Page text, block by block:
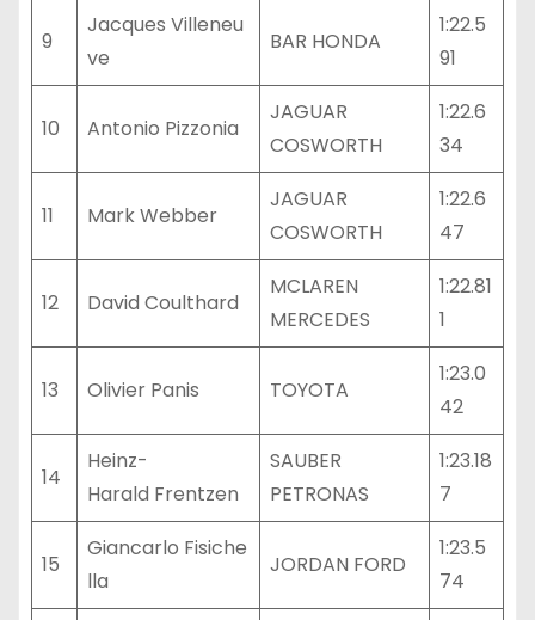
9
Jacques Villeneu
ve
BAR HONDA
1:22.5
91
10 Antonio Pizzonia
JAGUAR
COSWORTH
1:22.6
34
11 Mark Webber
JAGUAR
COSWORTH
1:22.6
47
12 David Coulthard
MCLAREN
MERCEDES
1:22.81
1
13 Olivier Panis TOYOTA
1:23.0
42
14
Heinz-
Harald Frentzen
SAUBER
PETRONAS
1:23.18
7
15
Giancarlo Fisiche
lla
JORDAN FORD
1:23.5
74